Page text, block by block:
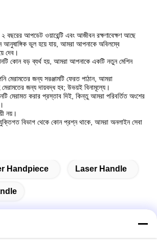
২ বছরের আপডেট ওয়ারেন্টি এবং আজীবন রক্ষণাবেক্ষণ আছে
আনুষাঙ্গিক ভুল হয়ে যায়, আমরা আপনাকে অবিলম্বে
দেব।
কোন বড় ব্যর্থ হয়, আমরা আপনাকে একটি নতুন মেশিন
মেরামতের জন্য সরঞ্জামটি ফেরত পাঠান, আমরা
মেরামতের জন্য দায়বদ্ধ হব; উভয়ই বিনামূল্যে।
মেরামত করার প্রস্তাব দিই, কিন্তু আমরা পরিবর্তিত অংশের
নয়।
বিভাগ থেকে কোন প্রশ্ন থাকে, আমরা অনলাইন সেবা
Handpiece Laser Handle